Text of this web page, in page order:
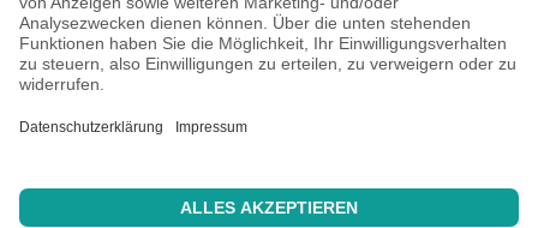
Info
Über uns
Impressum